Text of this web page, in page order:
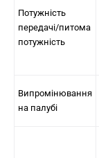
Потужність
передачі/питома
потужність
Випромінювання
на палубі